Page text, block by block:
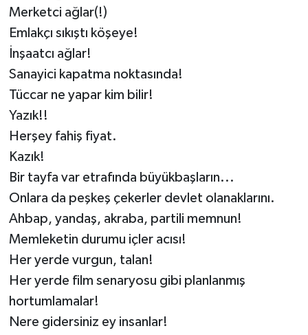
Merketci ağlar(!)
Emlakçı sıkıştı köşeye!
İnşaatcı ağlar!
Sanayici kapatma noktasında!
Tüccar ne yapar kim bilir!
Yazık!!
Herşey fahiş fiyat.
Kazık!
Bir tayfa var etrafında büyükbaşların...
Onlara da peşkeş çekerler devlet olanaklarını.
Ahbap, yandaş, akraba, partili memnun!
Memleketin durumu içler acısı!
Her yerde vurgun, talan!
Her yerde film senaryosu gibi planlanmış
hortumlamalar!
Nere gidersiniz ey insanlar!